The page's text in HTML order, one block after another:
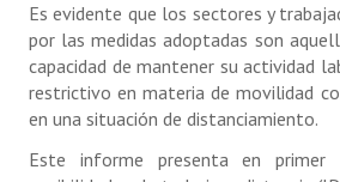
Es evidente que los sectores y
por las medidas adoptadas son
capacidad de mantener su actividad
restrictivo en materia de movilidad
en una situación de distanciamiento.
Este informe presenta en